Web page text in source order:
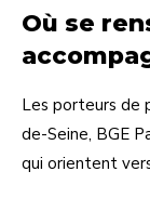
Où se
Les porteurs de
de-Seine, BGE
qui orientent